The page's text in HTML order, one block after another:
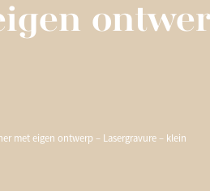
met eigen ontwerp – Lasergravure – klein